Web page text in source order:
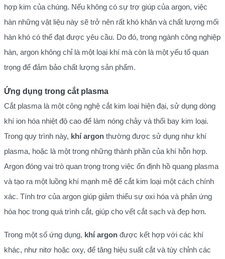
hợp kim của chúng. Nếu không có sự trợ giúp của argon, việc
hàn những vật liệu này sẽ trở nên rất khó khăn và chất lượng mối
hàn khó có thể đạt được yêu cầu. Do đó, trong ngành công nghiệp
hàn, argon không chỉ là một loại khí mà còn là một yếu tố quan
trọng để đảm bảo chất lượng sản phẩm.
Ứng dụng trong cắt plasma
Cắt plasma là một công nghệ cắt kim loại hiện đại, sử dụng dòng
khí ion hóa nhiệt độ cao để làm nóng chảy và thổi bay kim loại.
Trong quy trình này, khí argon thường được sử dụng như khí
plasma, hoặc là một trong những thành phần của khí hỗn hợp.
Argon đóng vai trò quan trọng trong việc ổn định hồ quang plasma
và tạo ra một luồng khí mạnh mẽ để cắt kim loại một cách chính
xác. Tính trơ của argon giúp giảm thiểu sự oxi hóa và phản ứng
hóa học trong quá trình cắt, giúp cho vết cắt sạch và đẹp hơn.
Trong một số ứng dụng, khí argon được kết hợp với các khí
khác, như nitơ hoặc oxy, để tăng hiệu suất cắt và tùy chỉnh các